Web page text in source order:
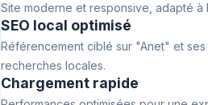
Site moderne et responsive, adapté
SEO local optimisé
Référencement ciblé sur "Anet" et
recherches locales.
Chargement rapide